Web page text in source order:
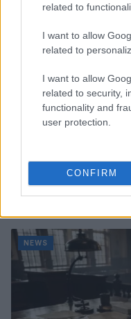
related to
I want to allow
related to
I want to allow
related to security,
functionality and
user protection.
CONFIRM
Don Antonio Mazzi:
emozioni e canti
NEWS